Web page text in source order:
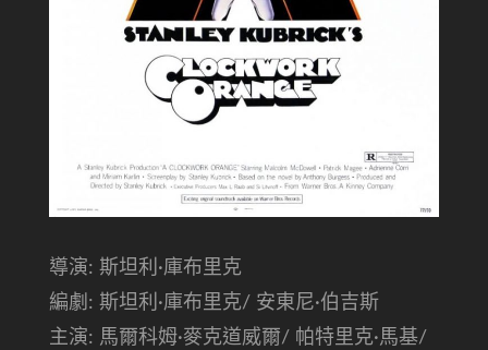
導演: 斯坦利·庫布里克
編劇: 斯坦利·庫布里克/ 安東尼·伯吉斯
主演: 馬爾科姆·麥克道威爾/ 帕特里克·馬基/